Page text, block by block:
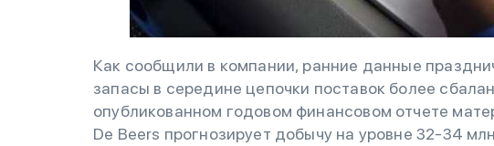
Как сообщили в компании, ранние данные
запасы в середине цепочки поставок более
опубликованном годовом финансовом отчете
De Beers прогнозирует добычу на уровне 32-34